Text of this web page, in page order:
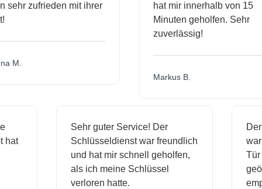
zufrieden mit ihrer
M.
hat mir innerhalb von 15
Minuten geholfen. Sehr
zuverlässig!
Markus B.
hat
Sehr guter Service! Der
Schlüsseldienst war freundlich
und hat mir schnell geholfen,
als ich meine Schlüssel
verloren hatte.